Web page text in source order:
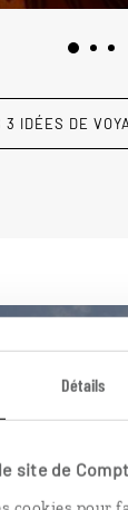
Détails
site de
3 IDÉES DE
vous
vers votre